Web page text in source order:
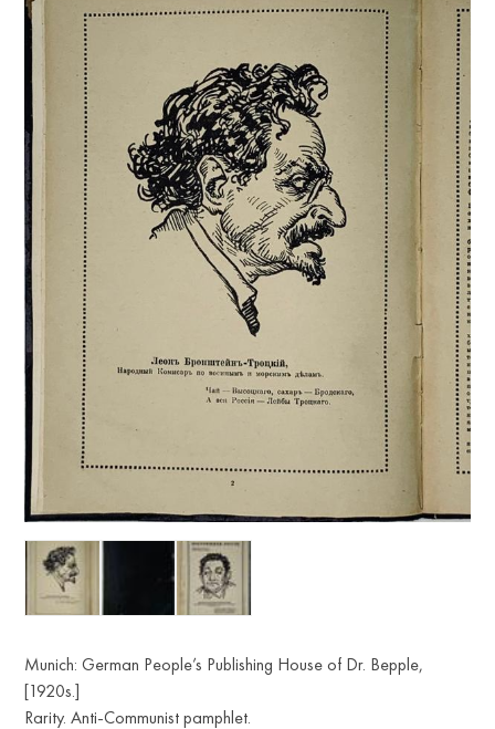
Munich: German People’s Publishing House of Dr. Bepple,
[1920s.]
Rarity. Anti-Communist pamphlet.